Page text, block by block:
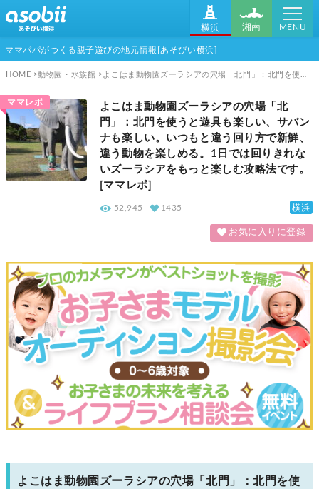
横浜 湘南 MENU
ママパパがつくる親子遊びの地元情報[あそびい横浜]
HOME 動物園・水族館 よこはま動物園ズーラシアの穴場「北門」：北門を使うと遊具も楽しい、サバンナも楽しい。いつもと違う回り方で新鮮、違う動物を楽しめる。1日では回りきれないズーラシアをもっと楽しむ攻略法です。[ママレポ]
ママレポ
よこはま動物園ズーラシアの穴場「北
門」：北門を使うと遊具も楽しい、サバン
ナも楽しい。いつもと違う回り方で新鮮、
違う動物を楽しめる。1日では回りきれな
いズーラシアをもっと楽しむ攻略法です。
[ママレポ]
横浜
52,945 1435
お気に入りに登録
よこはま動物園ズーラシアの穴場「北門」：北門を使